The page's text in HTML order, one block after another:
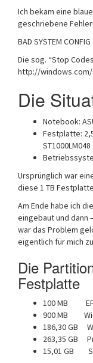
Ich bekam eine
geschriebene
BAD SYSTEM
Die sog. “Stop
http://
Die
Notebook:
Festplatte:
ST1000LM048
Ursprünglich war
diese 1 TB
Am Ende habe ich
eingebaut und dann
war das Problem
eigentlich für mich
Die
Festplatte
100 MB
900 MB
186,30 GB
263,35 GB
15,01 GB